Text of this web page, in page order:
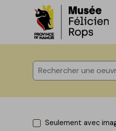
Accèder directement
Accèder directement
Seulement avec